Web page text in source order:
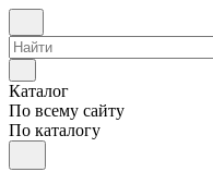
Каталог
По всему сайту
По каталогу